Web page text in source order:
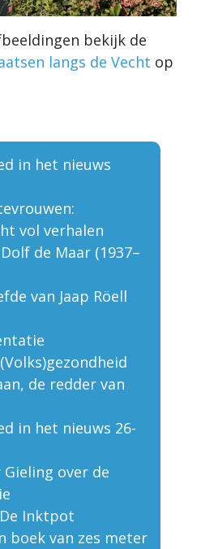
bekijk de
langs de Vecht op
in het nieuws
vol verhalen
de Maar (1937–
van Jaap Röell
de redder van
in het nieuws 26-
over de
Inktpot
boek van zes meter